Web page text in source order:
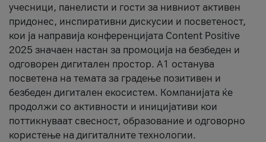
учесници, панелисти и гости за нивниот активен
придонес, инспиративни дискусии и посветеност,
кои ја направија конференцијата Content Positive
2025 значаен настан за промоција на безбеден и
одговорен дигитален простор. А1 останува
посветена на темата за градење позитивен и
безбеден дигитален екосистем. Компанијата ќе
продолжи со активности и иницијативи кои
поттикнуваат свесност, образование и одговорно
користење на дигиталните технологии.